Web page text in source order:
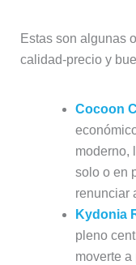
Estas son algunas
calidad-precio y
Cocoon
moderno,
solo o en
renunciar
Kydonia
pleno
moverte